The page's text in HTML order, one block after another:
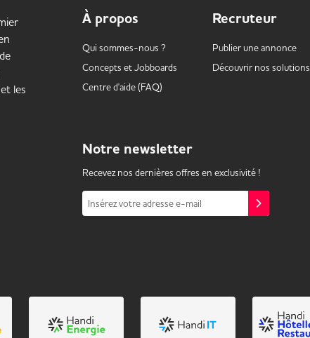
les
À propos
Qui sommes-nous ?
Concepts etJobboards
Centre d'aide (FAQ)
Recruteur
Publier une annonce
Découvrir nos solutions
Notre newsletter
Recevez nos dernières offres en exclusivité !
Insérez votre adresse e-mail